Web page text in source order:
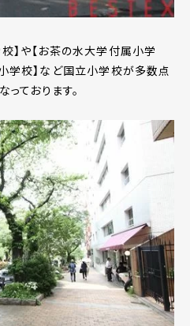
】や【お茶の水大学付属小学
学校】など国立小学校が多数点
っております。